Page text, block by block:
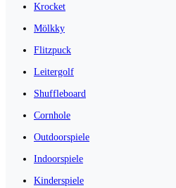
Krocket
Mölkky
Flitzpuck
Leitergolf
Shuffleboard
Cornhole
Outdoorspiele
Indoorspiele
Kinderspiele